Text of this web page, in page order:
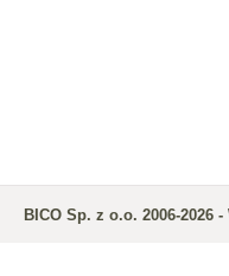
BICO Sp. z o.o. 2006-2026